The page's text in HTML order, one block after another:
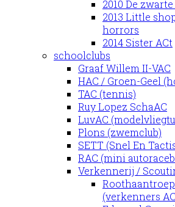
2010 De
2013 Little
horrors
2014 Sister ACt
schoolclubs
Graaf Willem II-VAC
HAC / Groen-Geel
TAC (tennis)
Ruy Lopez SchaAC
LuvAC
Plons (zwemclub)
SETT (Snel En
RAC (mini
Verkennerij /
Roothaantroep
(verkenners